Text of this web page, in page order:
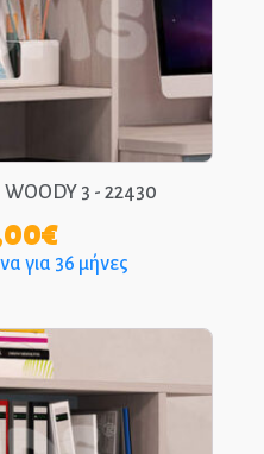
WOODY 3 - 22430
€
για 36 μήνες